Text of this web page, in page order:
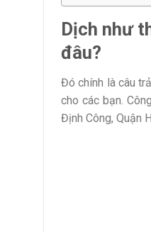
Dịch như
đâu?
Đó chính là câu
cho các bạn.
Định Công, Quận